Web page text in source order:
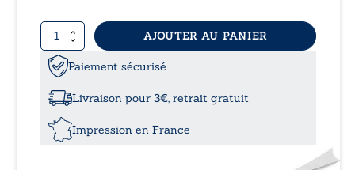
quantité
de
Solstice
AJOUTER AU PANIER
Paiement sécurisé
Livraison pour 3€, retrait gratuit
Impression en France